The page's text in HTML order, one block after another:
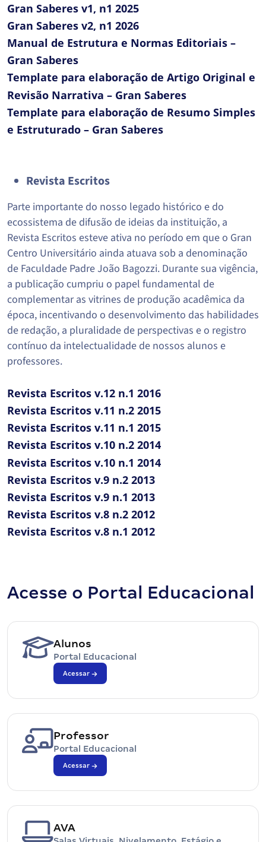
Gran Saberes v1, n1 2025
Gran Saberes v2, n1 2026
Manual de Estrutura e Normas Editoriais –
Gran Saberes
Template para elaboração de Artigo Original e
Revisão Narrativa – Gran Saberes
Template para elaboração de Resumo Simples
e Estruturado – Gran Saberes
Revista Escritos
Parte importante do nosso legado histórico e do
ecossistema de difusão de ideias da instituição, a
Revista Escritos esteve ativa no período em que o Gran
Centro Universitário ainda atuava sob a denominação
de Faculdade Padre João Bagozzi. Durante sua vigência,
a publicação cumpriu o papel fundamental de
complementar as vitrines de produção acadêmica da
época, incentivando o desenvolvimento das habilidades
de redação, a pluralidade de perspectivas e o registro
contínuo da intelectualidade de nossos alunos e
professores.
Revista Escritos v.12 n.1 2016
Revista Escritos v.11 n.2 2015
Revista Escritos v.11 n.1 2015
Revista Escritos v.10 n.2 2014
Revista Escritos v.10 n.1 2014
Revista Escritos v.9 n.2 2013
Revista Escritos v.9 n.1 2013
Revista Escritos v.8 n.2 2012
Revista Escritos v.8 n.1 2012
Acesse o Portal Educacional
Alunos
Portal Educacional
Acessar
Professor
Portal Educacional
Acessar
AVA